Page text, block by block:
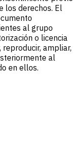
los derechos. El
al grupo
o licencia
ampliar,
al
en ellos.